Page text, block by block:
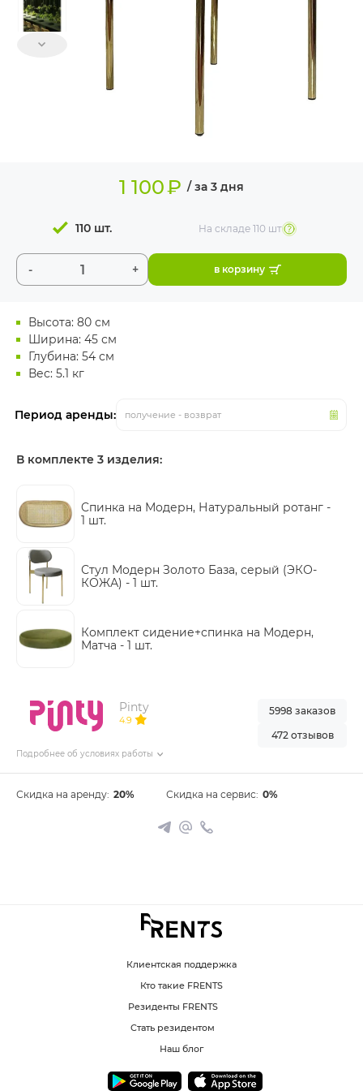
ИЗДЕЛИЯ ДЛЯ
ОБОРУДОВАНИЕ
Высота: 80 см
Ширина: 45 см
Глубина: 54 см
Вес: 5.1 кг
Период аренды: получение - возврат
1 100₽ / за 3 дня
- +
110 шт. На складе110 шт
в корзину
В комплекте 3 изделия:
Cпинка на Модерн, Натуральный ротанг -
1 шт.
Стул Модерн Золото База, серый (ЭКО-
КОЖА) - 1 шт.
Комплект сидение+спинка на Модерн,
Матча - 1 шт.
Pinty
4.9
Подробнее об условиях работы
5998 заказов
472 отзывов
Скидка на аренду: 20% Скидка на сервис: 0%
Клиентская поддержка
Кто такие FRENTS
Резиденты FRENTS
Стать резидентом
Наш блог